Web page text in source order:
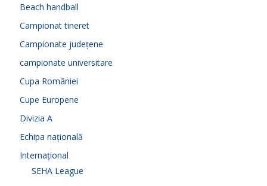
Beach handball
Campionat tineret
Campionate județene
campionate universitare
Cupa României
Cupe Europene
Divizia A
Echipa națională
Internațional
SEHA League